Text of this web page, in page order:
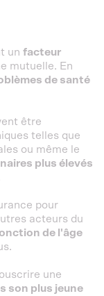
un facteur
mutuelle. En
de santé
être
telles que
ou même le
plus élevés
pour
acteurs du
de l'âge
une
son plus jeune